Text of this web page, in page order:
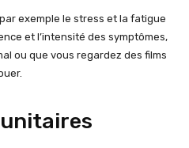
exemple le stress et la fatigue
et l’intensité des symptômes,
ou que vous regardez des films